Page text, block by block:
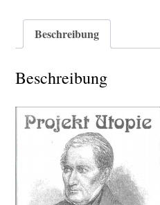
Beschreibung
Beschreibung